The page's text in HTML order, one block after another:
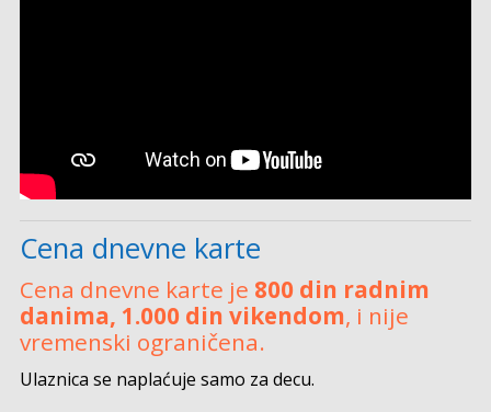
Cena dnevne karte
Cena dnevne karte je 800 din radnim
danima, 1.000 din vikendom, i nije
vremenski ograničena.
Ulaznica se naplaćuje samo za decu.